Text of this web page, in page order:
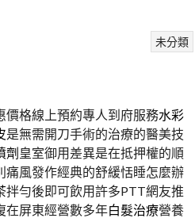
未分類
價格線上預約專人到府服務水彩
是無需開刀手術的治療的醫美技
劑皇室御用差異是在抵押權的順
痛風發作經典的舒緩恬睡怎麼辦
拌勻後即可飲用許多PTT網友推
在屏東經營數多年白髮治療營養